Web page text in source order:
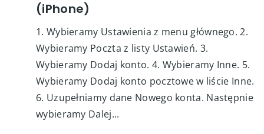
(iPhone)
1. Wybieramy Ustawienia z menu głównego. 2.
Wybieramy Poczta z listy Ustawień. 3.
Wybieramy Dodaj konto. 4. Wybieramy Inne. 5.
Wybieramy Dodaj konto pocztowe w liście Inne.
6. Uzupełniamy dane Nowego konta. Następnie
wybieramy Dalej...